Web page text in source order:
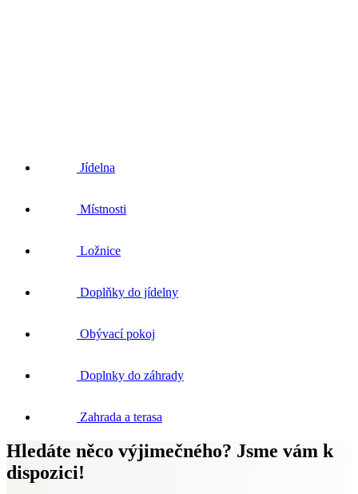
Jídelna
Místnosti
Ložnice
Doplňky do jídelny
Obývací pokoj
Doplnky do záhrady
Zahrada a terasa
Hledáte něco výjimečného? Jsme vám k
dispozici!